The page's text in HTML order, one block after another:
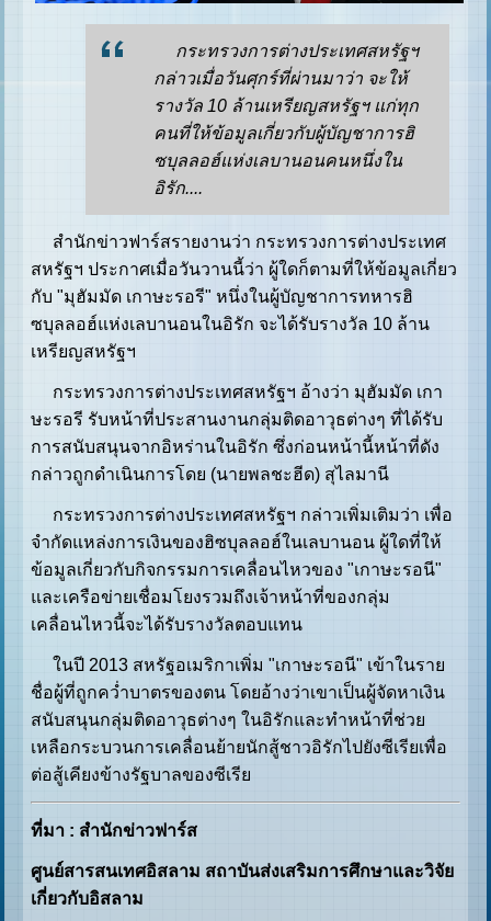
กระทรวงการต่างประเทศสหรัฐฯ
กล่าวเมื่อวันศุกร์ที่ผ่านมาว่า จะให้
รางวัล 10 ล้านเหรียญสหรัฐฯ แก่ทุก
คนที่ให้ข้อมูลเกี่ยวกับผู้บัญชาการฮิ
ซบุลลอฮ์แห่งเลบานอนคนหนึ่งใน
อิรัก....
สำนักข่าวฟาร์สรายงานว่า กระทรวงการต่างประเทศ
สหรัฐฯ ประกาศเมื่อวันวานนี้ว่า ผู้ใดก็ตามที่ให้ข้อมูลเกี่ยว
กับ "มุฮัมมัด เกาษะรอรี" หนึ่งในผู้บัญชาการทหารฮิ
ซบุลลอฮ์แห่งเลบานอนในอิรัก จะได้รับรางวัล 10 ล้าน
เหรียญสหรัฐฯ
กระทรวงการต่างประเทศสหรัฐฯ อ้างว่า มุฮัมมัด เกา
ษะรอรี รับหน้าที่ประสานงานกลุ่มติดอาวุธต่างๆ ที่ได้รับ
การสนับสนุนจากอิหร่านในอิรัก ซึ่งก่อนหน้านี้หน้าที่ดัง
กล่าวถูกดำเนินการโดย (นายพลชะฮีด) สุไลมานี
กระทรวงการต่างประเทศสหรัฐฯ กล่าวเพิ่มเติมว่า เพื่อ
จำกัดแหล่งการเงินของฮิซบุลลอฮ์ในเลบานอน ผู้ใดที่ให้
ข้อมูลเกี่ยวกับกิจกรรมการเคลื่อนไหวของ "เกาษะรอนี"
และเครือข่ายเชื่อมโยงรวมถึงเจ้าหน้าที่ของกลุ่ม
เคลื่อนไหวนี้จะได้รับรางวัลตอบแทน
ในปี 2013 สหรัฐอเมริกาเพิ่ม "เกาษะรอนี" เข้าในราย
ชื่อผู้ที่ถูกคว่ำบาตรของตน โดยอ้างว่าเขาเป็นผู้จัดหาเงิน
สนับสนุนกลุ่มติดอาวุธต่างๆ ในอิรักและทำหน้าที่ช่วย
เหลือกระบวนการเคลื่อนย้ายนักสู้ชาวอิรักไปยังซีเรียเพื่อ
ต่อสู้เคียงข้างรัฐบาลของซีเรีย
ที่มา : สำนักข่าวฟาร์ส
ศูนย์สารสนเทศอิสลาม สถาบันส่งเสริมการศึกษาและวิจัย
เกี่ยวกับอิสลาม